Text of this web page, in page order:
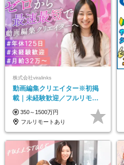
株式会社viralinks
動画編集クリエイター※初掲
載｜未経験歓迎／フルリモー
トOK／月給32万＋賞与
350～1500万円
フルリモートあり